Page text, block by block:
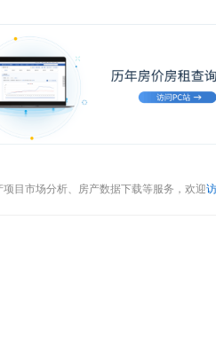
目市场分析、房产数据下载等服务，欢迎